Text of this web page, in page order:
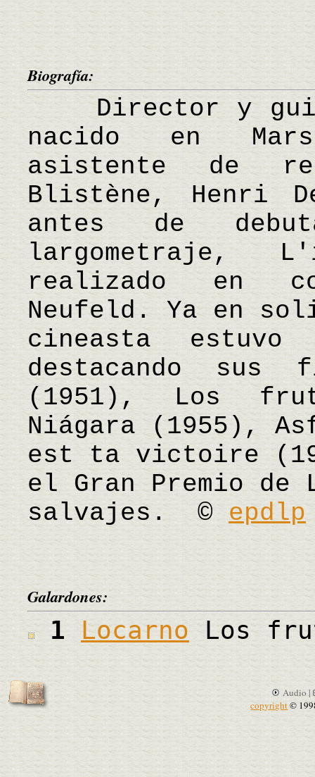
Biografía:
Director y
nacido en
asistente de
Blistène, Henri
antes de
largometraje,
realizado en
Neufeld. Ya en
cineasta
destacando
(1951), Los
Niágara (1955),
est ta victoire
el Gran Premio de
salvajes. © epdlp
Galardones:
1LocarnoLos
Audio |
copyright©